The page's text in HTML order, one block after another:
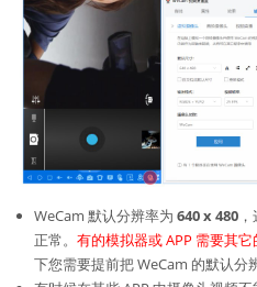
WeCam 默认分辨率为 640 x 480，
正常。 有的模拟器或 APP 需要其
下您需要提前把 WeCam 的默认分